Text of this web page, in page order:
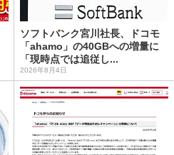
ソフトバンク宮川社長、ドコモ
「ahamo」の40GBへの増量に
「現時点では追従し...
2026年8月4日